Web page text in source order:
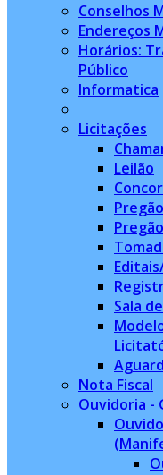
Conselhos
Endereços
Horários:
Público
Informatica
Licitações
Leilão
Sala
Nota Fiscal
Ouvidoria -